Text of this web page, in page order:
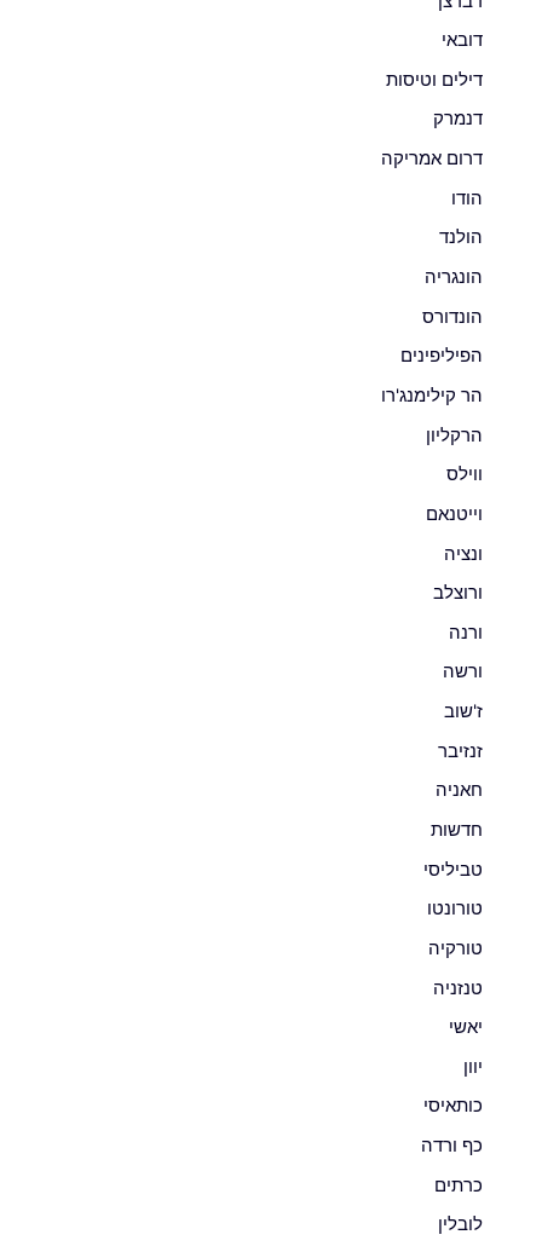
דובאי
דילים וטיסות
דנמרק
דרום אמריקה
הודו
הולנד
הונגריה
הונדורס
הפיליפינים
הר קילימנג'רו
הרקליון
ווילס
וייטנאם
ונציה
ורוצלב
ורנה
ורשה
ז'שוב
זנזיבר
חאניה
חדשות
טביליסי
טורונטו
טורקיה
טנזניה
יאשי
יוון
כותאיסי
כף ורדה
כרתים
לובלין